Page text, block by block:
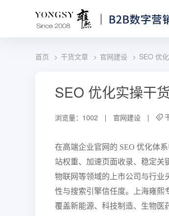
首页 干货文章 官网建设 SEO 优
SEO 优化实操干
浏览量：1002 官网建设
在高端企业官网的 SEO 优化体
站权重、加速页面收录、稳定关
物联网等领域的上市公司与行业
性与搜索引擎信任度。上海雍熙
覆盖新能源、科技制造、生物医